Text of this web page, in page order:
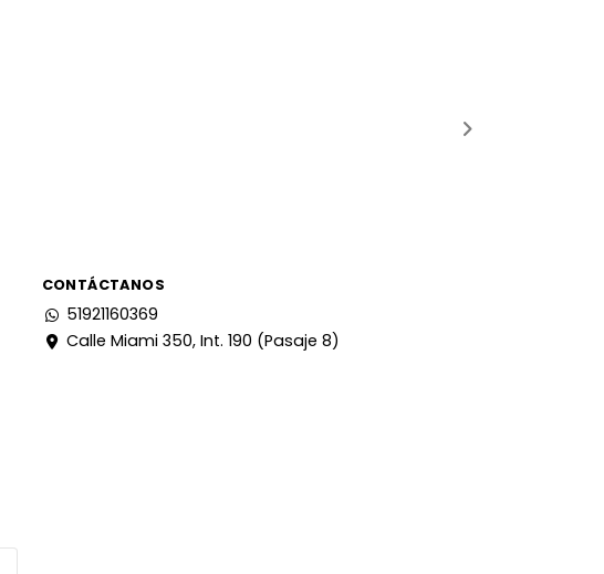
CONTÁCTANOS
51921160369
Calle Miami 350, Int. 190 (Pasaje 8)